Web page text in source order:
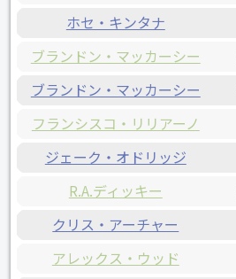
ホセ・キンタナ
ブランドン・マッカーシー
ブランドン・マッカーシー
フランシスコ・リリアーノ
ジェーク・オドリッジ
R.A.ディッキー
クリス・アーチャー
アレックス・ウッド